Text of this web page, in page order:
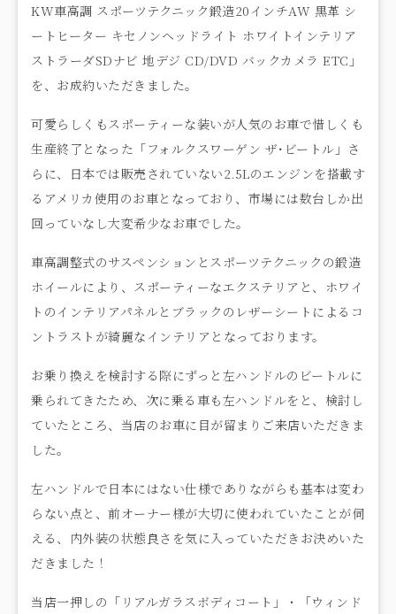
KW車高調 スポーツテクニック鍛造20インチAW 黒革 シ
ートヒーター キセノンヘッドライト ホワイトインテリア
ストラーダSDナビ 地デジ CD/DVD バックカメラ ETC」
を、お成約いただきました。
可愛らしくもスポーティーな装いが人気のお車で惜しくも
生産終了となった「フォルクスワーゲン ザ･ビートル」さ
らに、日本では販売されていない2.5Lのエンジンを搭載す
るアメリカ使用のお車となっており、市場には数台しか出
回っていなし大変希少なお車でした。
車高調整式のサスペンションとスポーツテクニックの鍛造
ホイールにより、スポーティーなエクステリアと、ホワイ
トのインテリアパネルとブラックのレザーシートによるコ
ントラストが綺麗なインテリアとなっております。
お乗り換えを検討する際にずっと左ハンドルのビートルに
乗られてきたため、次に乗る車も左ハンドルをと、検討し
ていたところ、当店のお車に目が留まりご来店いただきま
した。
左ハンドルで日本にはない仕様でありながらも基本は変わ
らない点と、前オーナー様が大切に使われていたことが伺
える、内外装の状態良さを気に入っていただきお決めいた
だきました！
当店一押しの「リアルガラスボディコート」・「ウィンド